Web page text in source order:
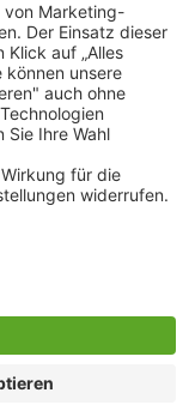
und sichern Sie
Rechnung bezahlen.